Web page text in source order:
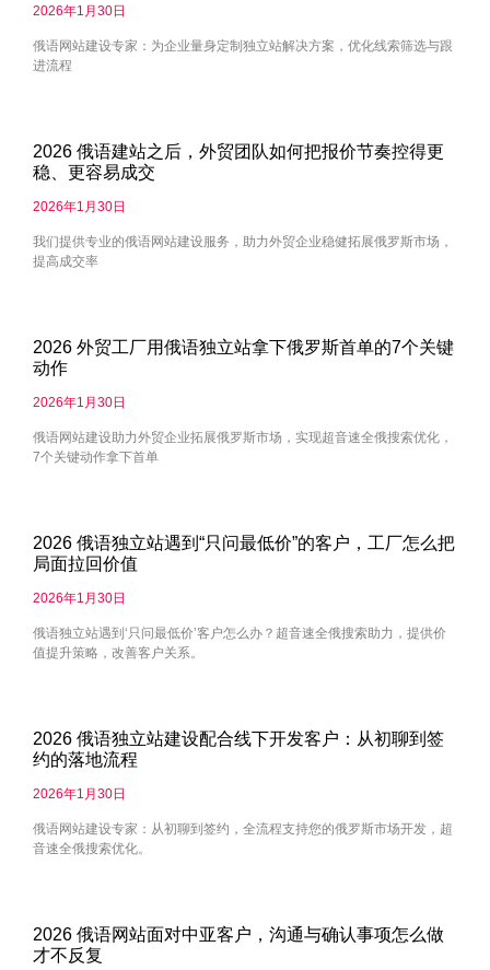
2026年1月30日
俄语网站建设专家：为企业量身定制独立站解决方案，优化线索筛选与跟
进流程
2026 俄语建站之后，外贸团队如何把报价节奏控得更
稳、更容易成交
2026年1月30日
我们提供专业的俄语网站建设服务，助力外贸企业稳健拓展俄罗斯市场，
提高成交率
2026 外贸工厂用俄语独立站拿下俄罗斯首单的7个关键
动作
2026年1月30日
俄语网站建设助力外贸企业拓展俄罗斯市场，实现超音速全俄搜索优化，
7个关键动作拿下首单
2026 俄语独立站遇到“只问最低价”的客户，工厂怎么把
局面拉回价值
2026年1月30日
俄语独立站遇到‘只问最低价’客户怎么办？超音速全俄搜索助力，提供价
值提升策略，改善客户关系。
2026 俄语独立站建设配合线下开发客户：从初聊到签
约的落地流程
2026年1月30日
俄语网站建设专家：从初聊到签约，全流程支持您的俄罗斯市场开发，超
音速全俄搜索优化。
2026 俄语网站面对中亚客户，沟通与确认事项怎么做
才不反复